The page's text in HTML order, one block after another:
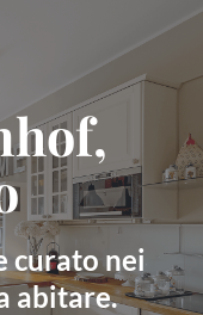
curato nei
abitare.